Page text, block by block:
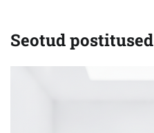
Seotud postitused